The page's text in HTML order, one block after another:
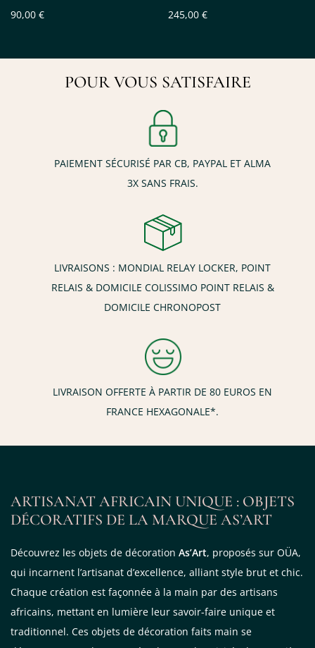
90,00 € 245,00 €
POUR VOUS SATISFAIRE
PAIEMENT SÉCURISÉ PAR CB, PAYPAL ET ALMA
3X SANS FRAIS.
LIVRAISONS : MONDIAL RELAY LOCKER, POINT
RELAIS & DOMICILE COLISSIMO POINT RELAIS &
DOMICILE CHRONOPOST
LIVRAISON OFFERTE À PARTIR DE 80 EUROS EN
FRANCE HEXAGONALE*.
ARTISANAT AFRICAIN UNIQUE : OBJETS
DÉCORATIFS DE LA MARQUE AS’ART
Découvrez les objets de décoration As’Art, proposés sur OÜA,
qui incarnent l’artisanat d’excellence, alliant style brut et chic.
Chaque création est façonnée à la main par des artisans
africains, mettant en lumière leur savoir-faire unique et
traditionnel. Ces objets de décoration faits main se